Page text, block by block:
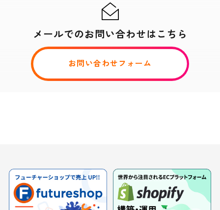
メールでのお問い合わせはこちら
お問い合わせフォーム